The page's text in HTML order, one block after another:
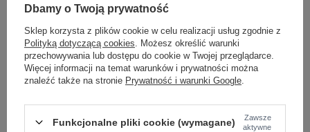
Dbamy o Twoją prywatność
Sklep korzysta z plików cookie w celu realizacji usług zgodnie z
Polityką dotyczącą cookies . Możesz określić warunki
przechowywania lub dostępu do cookie w Twojej przeglądarce.
Więcej informacji na temat warunków i prywatności można
znaleźć także na stronie Prywatność i warunki Google
Funkcjonalne pliki cookie (wymagane)
Zawsze
aktywne